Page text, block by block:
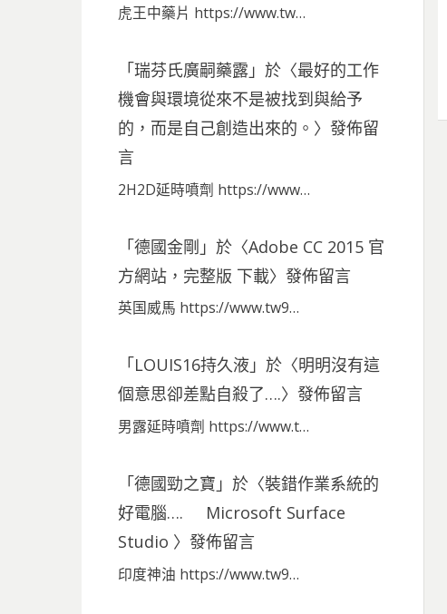
虎王中藥片 https://www.tw…
「瑞芬氏廣嗣藥露」於〈最好的工作
機會與環境從來不是被找到與給予
的，而是自己創造出來的。 〉發佈留
言
2H2D延時噴劑 https://www…
「德國金剛 」於〈Adobe CC 2015 官
方網站，完整版 下載〉發佈留言
英国威馬 https://www.tw9…
「LOUIS16持久液」於〈明明沒有這
個意思卻差點自殺了….〉發佈留言
男露延時噴劑 https://www.t…
「德國勁之寶 」於〈裝錯作業系統的
好電腦…. Microsoft Surface
Studio 〉發佈留言
印度神油 https://www.tw9…